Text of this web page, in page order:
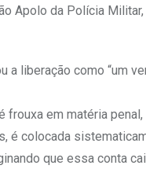
Apolo da Polícia
a liberação como “um
frouxa em matéria
é colocada
que essa conta